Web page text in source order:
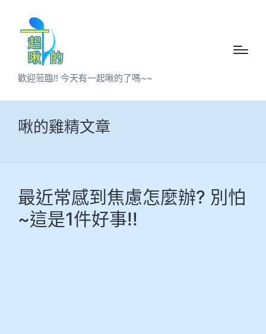
歡迎蒞臨!! 今天有一起啾的了嗎~~
啾的雞精文章
最近常感到焦慮怎麼辦? 別怕
~這是1件好事!!